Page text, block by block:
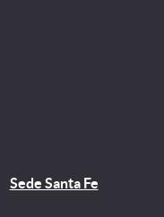
Sede Santa Fe